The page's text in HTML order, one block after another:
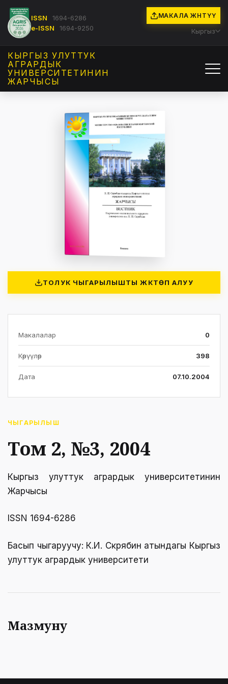
ISSN
1694-6286
e-ISSN
1694-9250
МАКАЛА ЖӨНӨТҮҮ
Кыргыз
КЫРГЫЗ УЛУТТУК
АГРАРДЫК
УНИВЕРСИТЕТИНИН
ЖАРЧЫСЫ
ТОЛУК ЧЫГАРЫЛЫШТЫ ЖҮКТӨП АЛУУ
Макалалар 0
Көрүүлөр 398
Дата 07.10.2004
ЧЫГАРЫЛЫШ
Том 2, №3, 2004
Кыргыз улуттук агрардык университетинин
Жарчысы
ISSN 1694-6286
Басып чыгаруучу: К.И. Скрябин атындагы Кыргыз
улуттук агрардык университети
Мазмуну